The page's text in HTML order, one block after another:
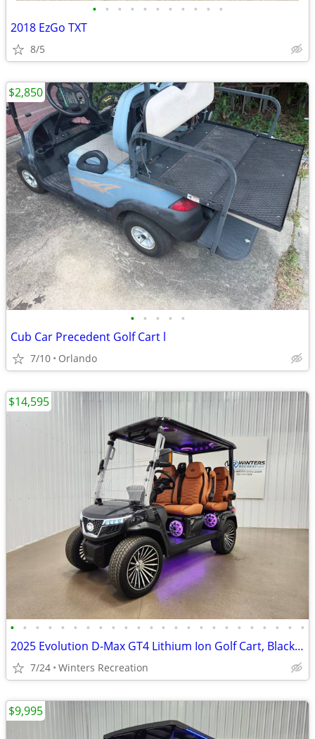
• • • • • • • • • • •
2018 EzGo TXT
8/5
• • • • •
Cub Car Precedent Golf Cart l
7/10 Orlando
$2,850
• • • • • • • • • • • • • • • • • • • • • • • •
2025 Evolution D-Max GT4 Lithium Ion Golf Cart, Black Sapphire
7/24 Winters Recreation
$14,595
$9,995